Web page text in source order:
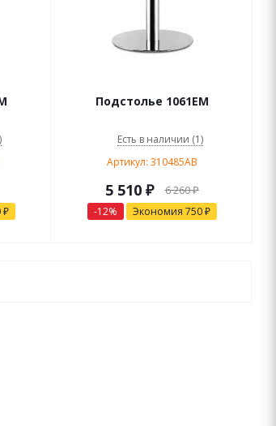
₽
Подстолье 1061EM
Есть в наличии (1)
Артикул: 310485AB
5 510₽ 6 260₽
-12% Экономия 750₽